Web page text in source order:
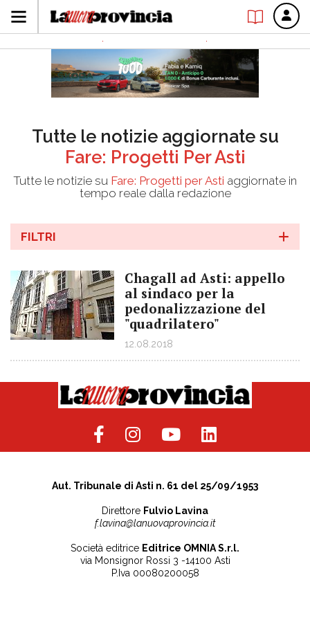
Tutte le notizie aggiornate su
Fare: Progetti Per Asti
Tutte le notizie su Fare: Progetti per Asti aggiornate in
tempo reale dalla redazione
FILTRI
Chagall ad Asti: appello
al sindaco per la
pedonalizzazione del
"quadrilatero"
12.08.2018
Aut. Tribunale di Asti n. 61 del 25/09/1953
Direttore Fulvio Lavina
f.lavina@lanuovaprovincia.it
Società editrice Editrice OMNIA S.r.l.
via Monsignor Rossi 3 -14100 Asti
P.Iva 00080200058